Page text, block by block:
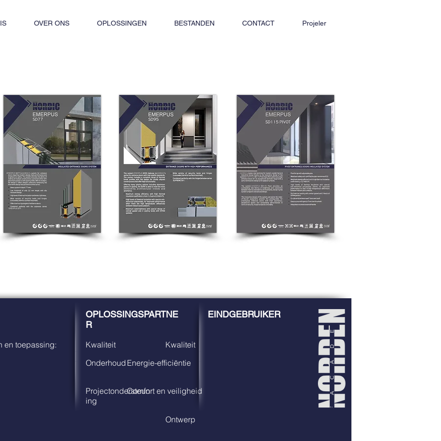
OVER ONS OPLOSSINGEN BESTANDEN CONTACT Projeler
OPLOSSINGSPARTNE
R
EINDGEBRUIKER
en toepassing: Kwaliteit
Kwaliteit
Onderhoud
Comfort en veiligheid
Projectondersteun
ing
Energie-efficiëntie
Ontwerp